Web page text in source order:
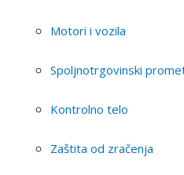
Motori i vozila
Spoljnotrgovinski
Kontrolno telo
Zaštita od zračenja